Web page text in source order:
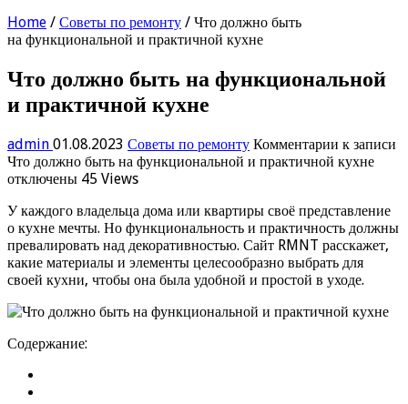
Home / Советы по ремонту / Что должно быть
на функциональной и практичной кухне
Что должно быть на функциональной
и практичной кухне
admin 01.08.2023 Советы по ремонту Комментарии к записи
Что должно быть на функциональной и практичной кухне
отключены 45 Views
У каждого владельца дома или квартиры своё представление
о кухне мечты. Но функциональность и практичность должны
превалировать над декоративностью. Сайт RMNT расскажет,
какие материалы и элементы целесообразно выбрать для
своей кухни, чтобы она была удобной и простой в уходе.
Содержание: